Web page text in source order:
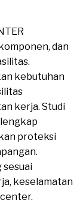
dan
kebutuhan
kerja. Studi
proteksi
sesuai
keselamatan